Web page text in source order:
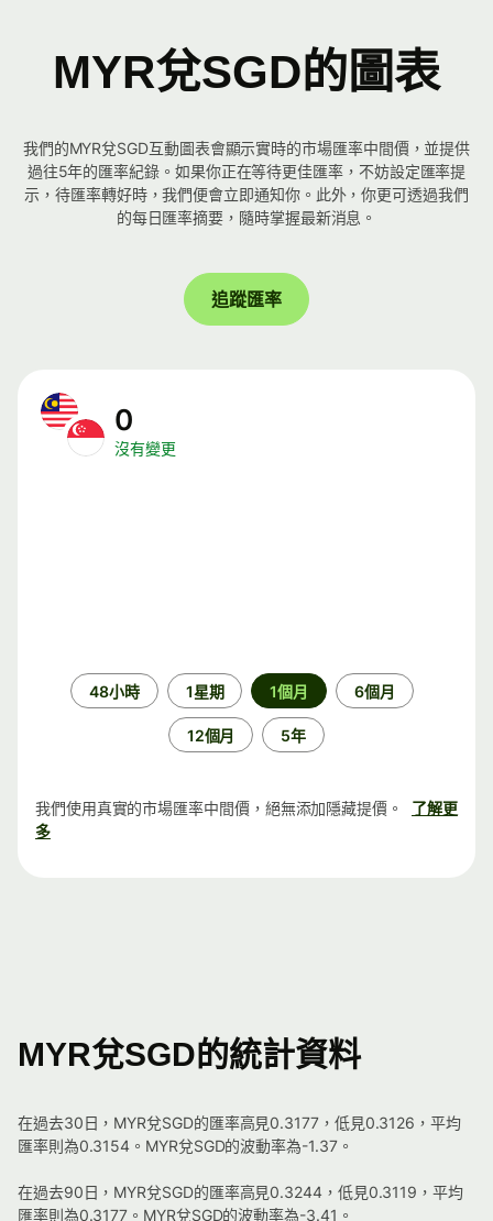
MYR兌SGD的圖表
我們的MYR兌SGD互動圖表會顯示實時的市場匯率中間價，並提供
過往5年的匯率紀錄。如果你正在等待更佳匯率，不妨設定匯率提
示，待匯率轉好時，我們便會立即通知你。此外，你更可透過我們
的每日匯率摘要，隨時掌握最新消息。
追蹤匯率
0
沒有變更
48小時 1星期 1個月 6個月
12個月 5年
我們使用真實的市場匯率中間價，絕無添加隱藏提價。
了解更
多
MYR兌SGD的統計資料
在過去30日，MYR兌SGD的匯率高見0.3177，低見0.3126，平均
匯率則為0.3154。MYR兌SGD的波動率為-1.37。
在過去90日，MYR兌SGD的匯率高見0.3244，低見0.3119，平均
匯率則為0.3177。MYR兌SGD的波動率為-3.41。